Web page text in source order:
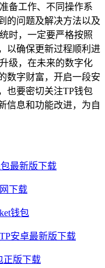
备工作、不同操作系
的问题及解决方法以及
时，一定要严格按照
以确保更新过程顺利进
级，在未来的数字化
数字财富，开启一段安
也要密切关注TP钱包
信息和功能改进，为自
最新版下载
下载
钱包
安卓最新版下载
正版下载